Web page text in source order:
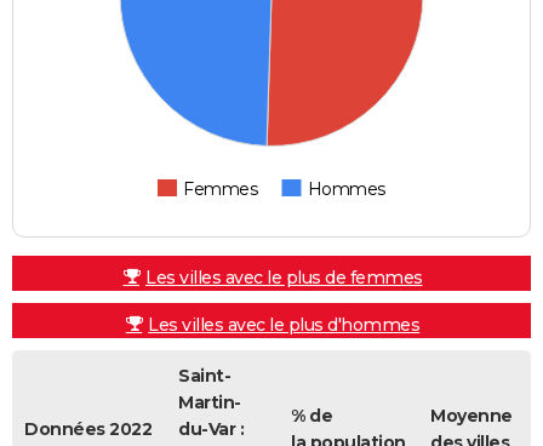
Femmes Hommes
Les villes avec le plus de femmes
Les villes avec le plus d'hommes
Données 2022
Saint-
Martin-
du-Var :
% de
Moyenne